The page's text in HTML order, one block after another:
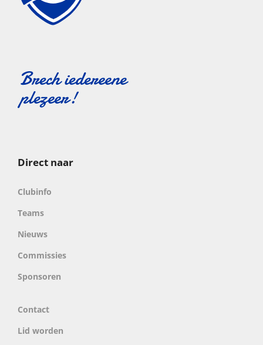
Direct naar
Clubinfo
Teams
Nieuws
Commissies
Sponsoren
Contact
Lid worden